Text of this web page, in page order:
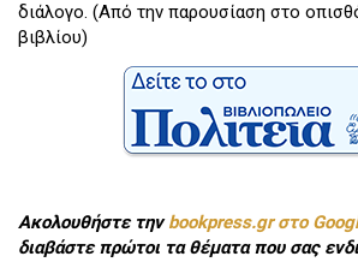
διάλογο. (Από την παρουσίαση στο
βιβλίου)
Ακολουθήστε τηνbookpress.gr στο
διαβάστε πρώτοι τα θέματα που σας